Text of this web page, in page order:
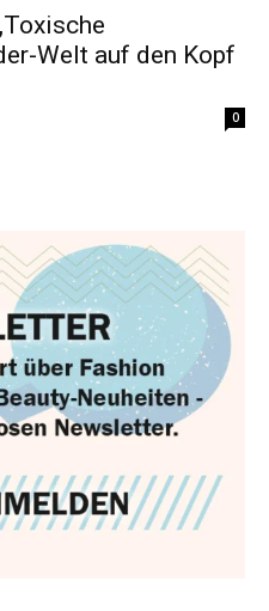
Welt auf den Kopf
0